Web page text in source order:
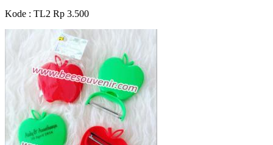
Kode : TL2 Rp 3.500